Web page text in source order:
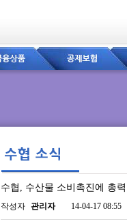
수협, 수산물 소비촉진에 총력
페이지 정보
작성자 관리자 14-04-17 08:55